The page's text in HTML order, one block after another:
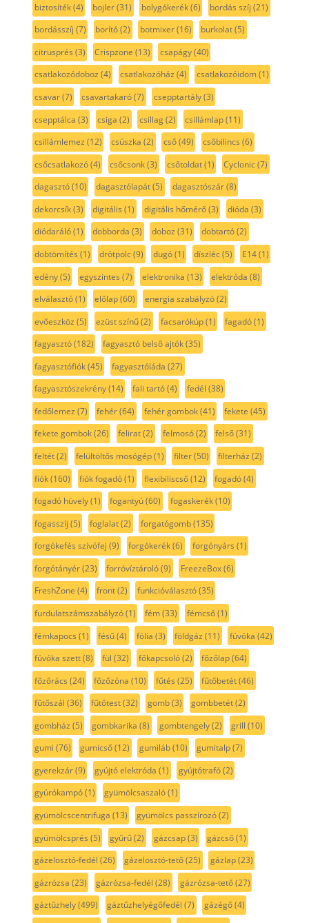
biztosíték(4) bojler(31) bolygókerék(6) bordás szíj (21)
bordásszíj (7) borító(2) botmixer(16) burkolat(5)
citrusprés (3) Crispzone (13) csapágy(40)
csatlakozódoboz (4) csatlakozóház (4) csatlakozóidom(1)
csavar(7) csavartakaró(7) csepptartály(3)
csepptálca (3) csiga (2) csillag(2) csillámlap(11)
csillámlemez (12) csúszka (2) cső(49) csőbilincs (6)
csőcsatlakozó(4) csőcsonk(3) csőtoldat(1) Cyclonic(7)
dagasztó(10) dagasztólapát(5) dagasztószár(8)
dekorcsík(3) digitális (1) digitális hőmérő(3) dióda (3)
diódaráló(1) dobborda (3) doboz (31) dobtartó(2)
dobtömítés (1) drótpolc(9) dugó(1) díszléc(5) E14(1)
edény(5) egyszintes (7) elektronika (13) elektróda (8)
elválasztó(1) előlap(60) energia szabályzó(2)
evőeszköz (5) ezüst színű(2) facsarókúp(1) fagadó(1)
fagyasztó(182) fagyasztó belső ajtók(35)
fagyasztófiók(45) fagyasztóláda (27)
fagyasztószekrény(14) fali tartó(4) fedél (38)
fedőlemez (7) fehér(64) fehér gombok(41) fekete (45)
fekete gombok(26) felirat(2) felmosó(2) felső(31)
feltét(2) felültöltős mosógép(1) filter(50) filterház (2)
fiók(160) fiók fogadó(1) flexibiliscső(12) fogadó(4)
fogadó hüvely(1) fogantyú(60) fogaskerék(10)
fogasszíj (5) foglalat(2) forgatógomb(135)
forgókefés szívófej (9) forgókerék(6) forgónyárs (1)
forgótányér(23) forróvíztároló(9) FreezeBox(6)
FreshZone (4) front(2) funkcióválasztó(35)
furdulatszámszabályzó(1) fém(33) fémcső(1)
fémkapocs (1) fésű(4) fólia (3) földgáz (11) fúvóka (42)
fúvóka szett(8) fül (32) főkapcsoló(2) főzőlap(64)
főzőrács (24) főzőzóna (10) fűtés (25) fűtőbetét(46)
fűtőszál (36) fűtőtest(32) gomb(3) gombbetét(2)
gombház (5) gombkarika (8) gombtengely(2) grill (10)
gumi (76) gumicső(12) gumiláb(10) gumitalp(7)
gyerekzár(9) gyújtó elektróda (1) gyújtótrafó(2)
gyúrókampó(1) gyümölcsaszaló(1)
gyümölcscentrifuga (13) gyümölcs passzírozó(2)
gyümölcsprés (5) gyűrű(2) gázcsap(3) gázcső(1)
gázelosztó-fedél (26) gázelosztó-tető(25) gázlap(23)
gázrózsa (23) gázrózsa-fedél (28) gázrózsa-tető(27)
gáztűzhely(499) gáztűzhelyégőfedél (7) gázégő(4)